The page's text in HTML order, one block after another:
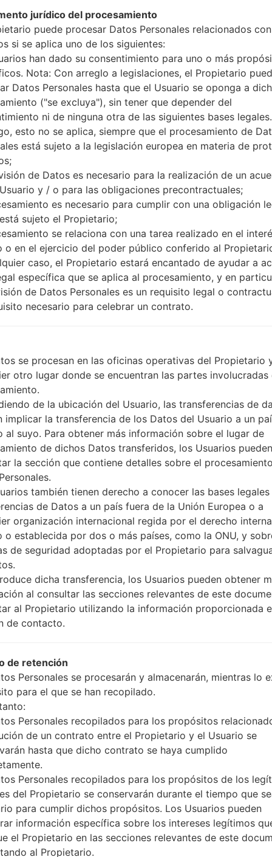
80MB
microSD (ranura dedicada)
Red y Datos
Mini-SIM
GSM 850/900/1800/1900MHz
-
-
GPRS/EDGE
Pantalla
2.1 pulgadas, 32 x 42 mm
240 x 320 píxeles (~190
256K colores
Batería y Teclado
Interfaces
-
v.1.2, A2DP
-
-
-
D828(Samsung
vídeoSamsung SGH-
jurídico del procesamiento
puede procesar Datos Personales relacionados
si se aplica uno de los siguientes:
han dado su consentimiento para uno o más
Nota: Con arreglo a legislaciones, el Propietario
Datos Personales hasta que el Usuario se oponga a
("se excluya"), sin tener que depender del
ni de ninguna otra de las siguientes bases
esto no se aplica, siempre que el procesamiento de
está sujeto a la legislación europea en materia de
de Datos es necesario para la realización de un
y / o para las obligaciones precontractuales;
es necesario para cumplir con una obligación
sujeto el Propietario;
se relaciona con una tarea realizado en el
o en el ejercicio del poder público conferido al
caso, el Propietario estará encantado de ayudar a
específica que se aplica al procesamiento, y en
de Datos Personales es un requisito legal o
necesario para celebrar un contrato.
se procesan en las oficinas operativas del Propietario
otro lugar donde se encuentran las partes involucradas
de la ubicación del Usuario, las transferencias de
implicar la transferencia de los Datos del Usuario a un
al suyo. Para obtener más información sobre el lugar de
de dichos Datos transferidos, los Usuarios pueden
la sección que contiene detalles sobre el
también tienen derecho a conocer las bases
de Datos a un país fuera de la Unión Europea o a
organización internacional regida por el derecho
o establecida por dos o más países, como la ONU, y
de seguridad adoptadas por el Propietario para
dicha transferencia, los Usuarios pueden obtener
al consultar las secciones relevantes de este
al Propietario utilizando la información proporcionada
de contacto.
de retención
Personales se procesarán y almacenarán, mientras lo
para el que se han recopilado.
Personales recopilados para los propósitos
de un contrato entre el Propietario y el Usuario se
hasta que dicho contrato se haya cumplido
Personales recopilados para los propósitos de los
del Propietario se conservarán durante el tiempo que
para cumplir dichos propósitos. Los Usuarios pueden
información específica sobre los intereses legítimos
el Propietario en las secciones relevantes de este
al Propietario.